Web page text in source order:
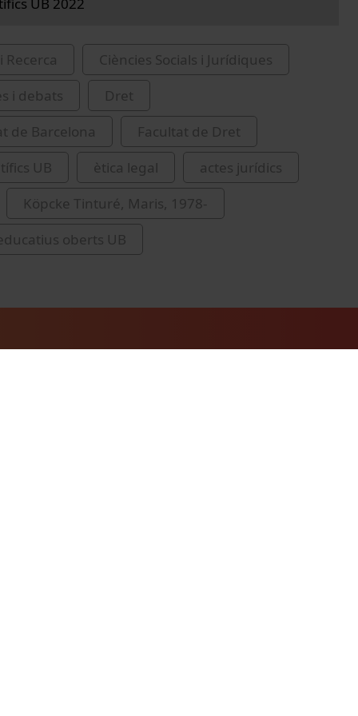
UB 2022
Recerca
Ciències Socials i Jurídiques
i debats
Dret
de Barcelona
Facultat de Dret
UB
ètica legal
actes jurídics
Köpcke Tinturé, Maris, 1978-
oberts UB